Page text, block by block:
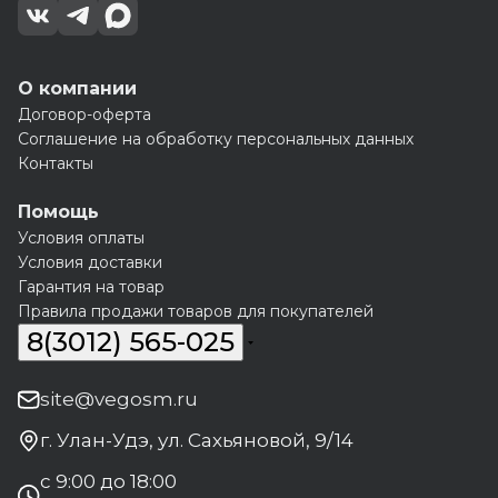
О компании
Договор-оферта
Соглашение на обработку персональных данных
Контакты
Помощь
Условия оплаты
Условия доставки
Гарантия на товар
Правила продажи товаров для покупателей
8(3012) 565-025
site@vegosm.ru
г. Улан-Удэ, ул. Сахьяновой, 9/14
с 9:00 до 18:00